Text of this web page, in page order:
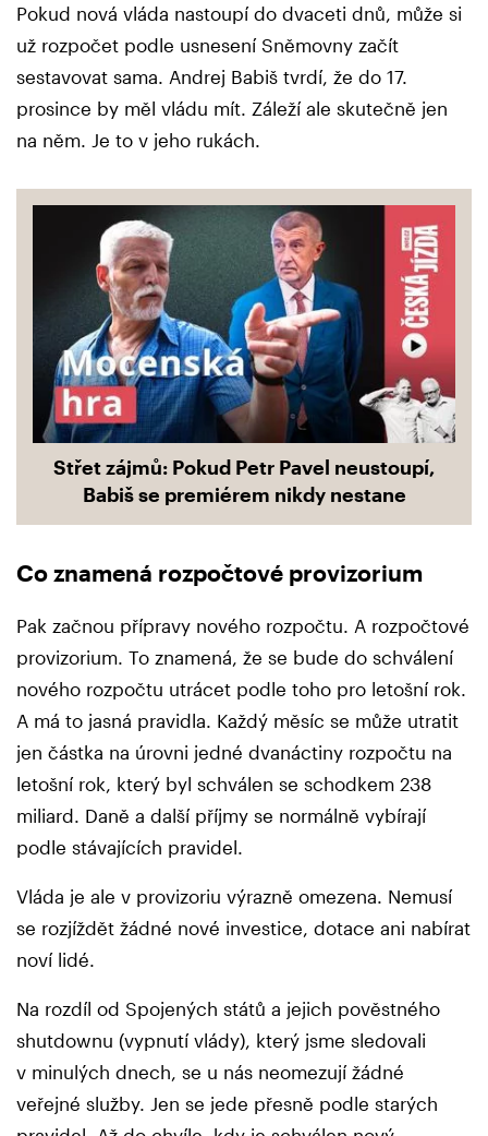
Pokud nová vláda nastoupí do dvaceti dnů, může si
už rozpočet podle usnesení Sněmovny začít
sestavovat sama. Andrej Babiš tvrdí, že do 17.
prosince by měl vládu mít. Záleží ale skutečně jen
na něm. Je to v jeho rukách.
Střet zájmů: Pokud Petr Pavel neustoupí,
Babiš se premiérem nikdy nestane
Co znamená rozpočtové provizorium
Pak začnou přípravy nového rozpočtu. A rozpočtové
provizorium. To znamená, že se bude do schválení
nového rozpočtu utrácet podle toho pro letošní rok.
A má to jasná pravidla. Každý měsíc se může utratit
jen částka na úrovni jedné dvanáctiny rozpočtu na
letošní rok, který byl schválen se schodkem 238
miliard. Daně a další příjmy se normálně vybírají
podle stávajících pravidel.
Vláda je ale v provizoriu výrazně omezena. Nemusí
se rozjíždět žádné nové investice, dotace ani nabírat
noví lidé.
Na rozdíl od Spojených států a jejich pověstného
shutdownu (vypnutí vlády), který jsme sledovali
v minulých dnech, se u nás neomezují žádné
veřejné služby. Jen se jede přesně podle starých